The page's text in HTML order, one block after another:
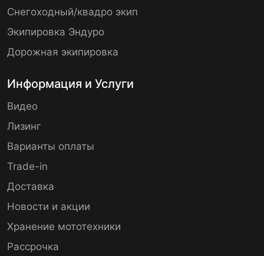
Снегоходный/квадро экип
Экипировка Эндуро
Дорожная экипировка
Информация и Услуги
Видео
Лизинг
Варианты оплаты
Trade-in
Доставка
Новости и акции
Хранение мототехники
Рассрочка